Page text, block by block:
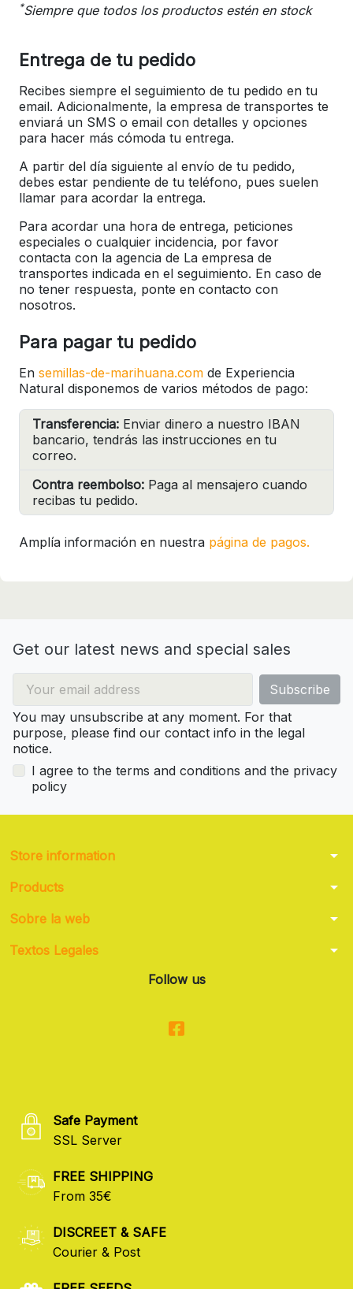
*Siempre que todos los productos estén en stock
Entrega de tu pedido
Recibes siempre el seguimiento de tu pedido en tu
email. Adicionalmente, la empresa de transportes te
enviará un SMS o email con detalles y opciones
para hacer más cómoda tu entrega.
A partir del día siguiente al envío de tu pedido,
debes estar pendiente de tu teléfono, pues suelen
llamar para acordar la entrega.
Para acordar una hora de entrega, peticiones
especiales o cualquier incidencia, por favor
contacta con la agencia de La empresa de
transportes indicada en el seguimiento. En caso de
no tener respuesta, ponte en contacto con
nosotros.
Para pagar tu pedido
En semillas-de-marihuana.com de Experiencia
Natural disponemos de varios métodos de pago:
Transferencia: Enviar dinero a nuestro IBAN
bancario, tendrás las instrucciones en tu
correo.
Contra reembolso: Paga al mensajero cuando
recibas tu pedido.
Amplía información en nuestra página de pagos.
Get our latest news and special sales
You may unsubscribe at any moment. For that
purpose, please find our contact info in the legal
notice.
I agree to the terms and conditions and the privacy
policy
Store information arrow_drop_down
Products arrow_drop_down
Sobre la web arrow_drop_down
Textos Legales arrow_drop_down
Follow us
Safe Payment
SSL Server
FREE SHIPPING
From 35€
DISCREET & SAFE
Courier & Post